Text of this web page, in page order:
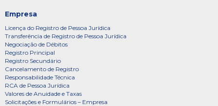
Empresa
Licença do Registro de Pessoa Jurídica
Transferência de Registro de Pessoa Jurídica
Negociação de Débitos
Registro Principal
Registro Secundário
Cancelamento de Registro
Responsabilidade Técnica
RCA de Pessoa Jurídica
Valores de Anuidade e Taxas
Solicitações e Formulários – Empresa